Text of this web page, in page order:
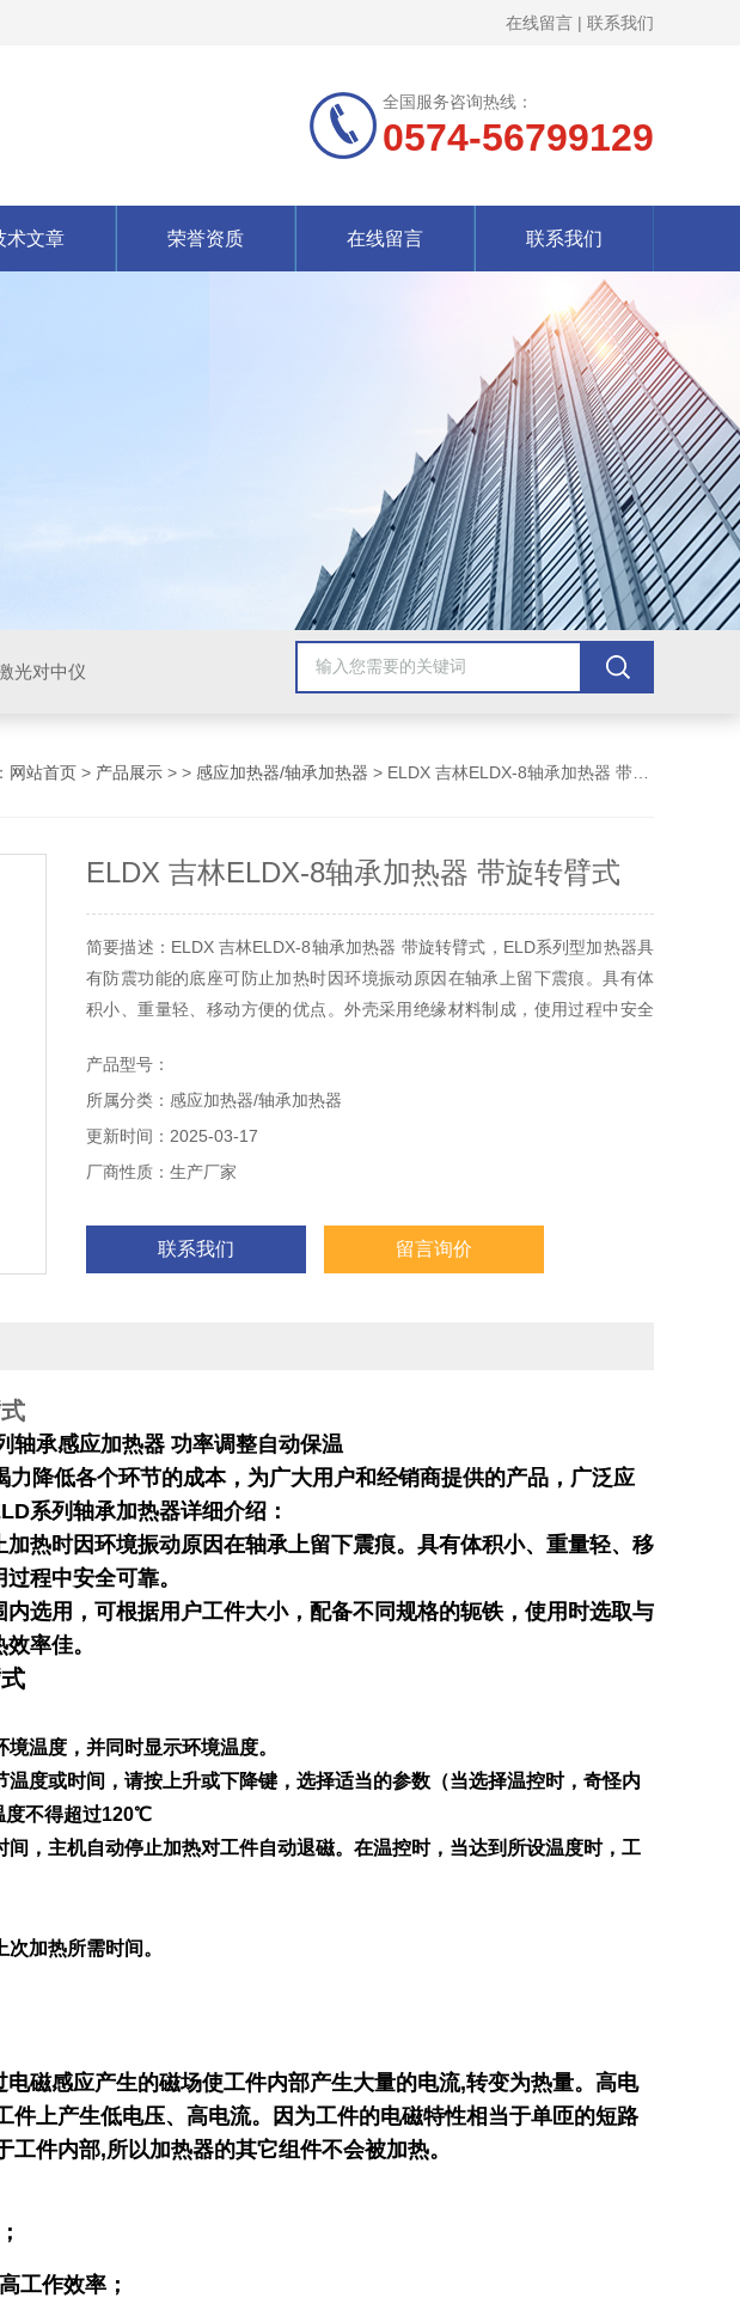
在线留言 | 联系我们
全国服务咨询热线：
0574-56799129
术文章 荣誉资质 在线留言 联系我们
光对中仪
网站首页 > 产品展示 > > 感应加热器/轴承加热器 > ELDX 吉林ELDX-8轴承加热器 带旋转臂式
ELDX 吉林ELDX-8轴承加热器 带旋转臂式
简要描述：ELDX 吉林ELDX-8轴承加热器 带旋转臂式，ELD系列型加热器具
有防震功能的底座可防止加热时因环境振动原因在轴承上留下震痕。具有体
积小、重量轻、移动方便的优点。外壳采用绝缘材料制成，使用过程中安全
该加热器采用时间控制，时间可在0-99分范围内选用，可根据用户工件大
小，配备不同规格的轭铁，使用时选取与工件孔径相近规格尺寸轭铁，这样
加热工件热效率佳。
产品型号：
所属分类：感应加热器/轴承加热器
更新时间：2025-03-17
厂商性质：生产厂家
联系我们 留言询价
轴承感应加热器 功率调整自动保温
降低各个环节的成本，为广大用户和经销商提供的产品，广泛应
系列轴承加热器详细介绍：
热时因环境振动原因在轴承上留下震痕。 具有体积小、重量轻、移
程中安全可靠。
选用，可根据用户工件大小，配备不同规格的轭铁，使用时选取与
率佳。
温度，并同时显示环境温度。
度或时间，请按上升或下降键，选择适当的参数（当选择温控时，奇怪内
度不得超过120℃
，主机自动停止加热对工件自动退磁。在温控时，当达到所设温度时，工
加热所需时间。
磁感应产生的磁场使工件内部产生大量的电流,转变为热量。高电
件上产生低电压、高电流。因为工件的电磁特性相当于单匝的短路
件内部,所以加热器的其它组件不会被加热。
工作效率；